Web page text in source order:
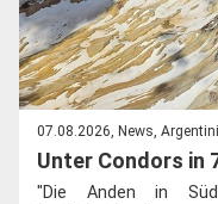
07.08.2026, News,
Unter Condors in
"Die Anden in